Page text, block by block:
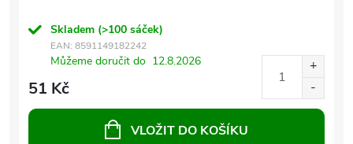
Skladem (>100 sáček)
EAN: 8591149182242
Můžeme doručit do 12.8.2026
51 Kč
VLOŽIT DO KOŠÍKU